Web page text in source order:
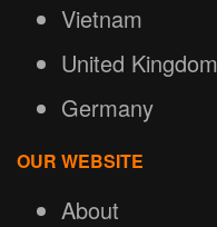
Vietnam
United Kingdom
Germany
OUR WEBSITE
About